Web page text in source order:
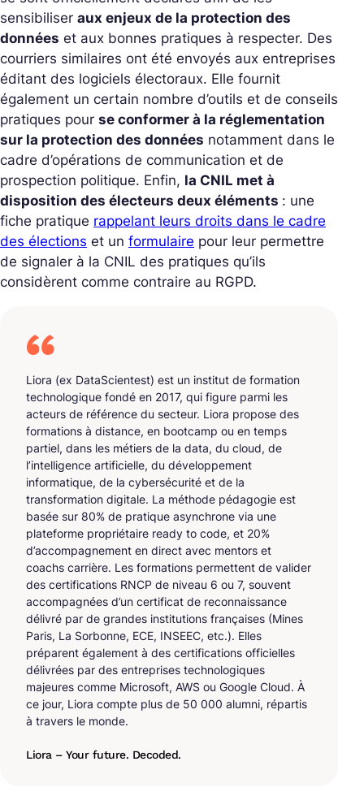
sensibiliser aux enjeux de la protection des
données et aux bonnes pratiques à respecter. Des
courriers similaires ont été envoyés aux entreprises
éditant des logiciels électoraux. Elle fournit
également un certain nombre d’outils et de conseils
pratiques pour se conformer à la réglementation
sur la protection des données notamment dans le
cadre d’opérations de communication et de
prospection politique. Enfin, la CNIL met à
disposition des électeurs deux éléments : une
fiche pratique rappelant leurs droits dans le cadre
des élections et un formulaire pour leur permettre
de signaler à la CNIL des pratiques qu’ils
considèrent comme contraire au RGPD.
Liora (ex DataScientest) est un institut de formation
technologique fondé en 2017, qui figure parmi les
acteurs de référence du secteur. Liora propose des
formations à distance, en bootcamp ou en temps
partiel, dans les métiers de la data, du cloud, de
l’intelligence artificielle, du développement
informatique, de la cybersécurité et de la
transformation digitale. La méthode pédagogie est
basée sur 80% de pratique asynchrone via une
plateforme propriétaire ready to code, et 20%
d’accompagnement en direct avec mentors et
coachs carrière. Les formations permettent de valider
des certifications RNCP de niveau 6 ou 7, souvent
accompagnées d’un certificat de reconnaissance
délivré par de grandes institutions françaises (Mines
Paris, La Sorbonne, ECE, INSEEC, etc.). Elles
préparent également à des certifications officielles
délivrées par des entreprises technologiques
majeures comme Microsoft, AWS ou Google Cloud. À
ce jour, Liora compte plus de 50 000 alumni, répartis
à travers le monde.
Liora – Your future. Decoded.